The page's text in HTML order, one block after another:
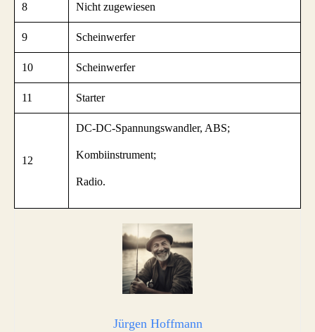
8 Nicht zugewiesen
9 Scheinwerfer
10 Scheinwerfer
11 Starter
12
DC-DC-Spannungswandler, ABS;
Kombiinstrument;
Radio.
Jürgen Hoffmann